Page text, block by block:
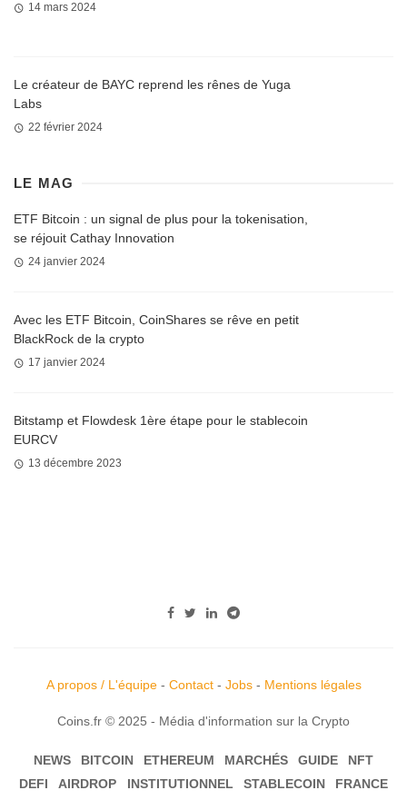
14 mars 2024
Le créateur de BAYC reprend les rênes de Yuga
Labs
22 février 2024
LE MAG
ETF Bitcoin : un signal de plus pour la tokenisation,
se réjouit Cathay Innovation
24 janvier 2024
Avec les ETF Bitcoin, CoinShares se rêve en petit
BlackRock de la crypto
17 janvier 2024
Bitstamp et Flowdesk 1ère étape pour le stablecoin
EURCV
13 décembre 2023
A propos / L'équipe- Contact- Jobs- Mentions légales
Coins.fr © 2025 - Média d'information sur la Crypto
NEWS BITCOIN ETHEREUM MARCHÉS GUIDE
NFT
DEFI
AIRDROP INSTITUTIONNEL STABLECOIN
FRANCE